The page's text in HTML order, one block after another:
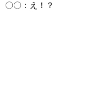
〇〇：え！？